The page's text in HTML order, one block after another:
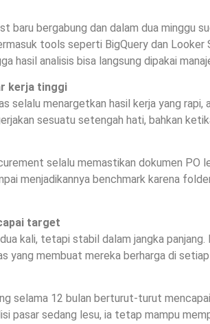
baru bergabung dan dalam dua minggu
tools seperti BigQuery dan Looker
hasil analisis bisa langsung dipakai
kerja tinggi
selalu menargetkan hasil kerja yang rapi,
sesuatu setengah hati, bahkan
selalu memastikan dokumen PO
menjadikannya benchmark karena
target
kali, tetapi stabil dalam jangka
yang membuat mereka berharga di
selama 12 bulan berturut-turut
pasar sedang lesu, ia tetap mampu